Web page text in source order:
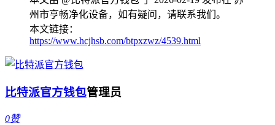
州市亨畅净化设备，如有疑问，请联系我们。
本文链接：
https://www.hcjhsb.com/btpxzwz/4539.html
比特派官方钱包管理员
0赞